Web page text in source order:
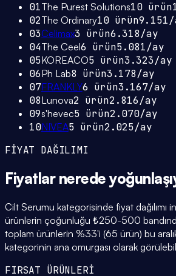
01The Purest Solutions10ürün
02The Ordinary10ürün9.151/
03Celimax3 ürün6.318/ay
04The Ceel6 ürün5.081/ay
05KOREACO5 ürün3.323/ay
06Ph Lab8 ürün3.178/ay
07FRANKLY6 ürün3.167/ay
08Lunova2 ürün2.816/ay
09s'hevec5 ürün2.070/ay
10NIVEA5 ürün2.025/ay
FİYAT DAĞILIMI
Fiyatlar nerede
Cilt Serumu kategorisinde fiyat dağılımı
ürünlerin çoğunluğu ₺250-500
toplam ürünlerin %33'i (65 ürün) bu
kategorinin ana omurgası olarak
FIRSAT ÜRÜNLERİ